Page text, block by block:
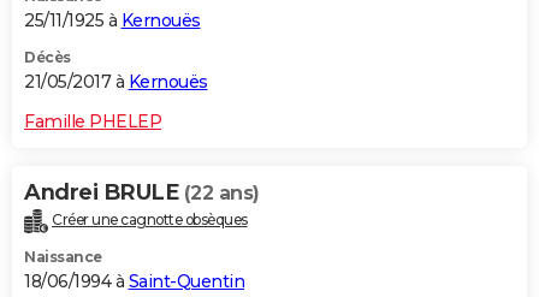
25/11/1925 à Kernouës
Décès
21/05/2017 à Kernouës
Famille PHELEP
Andrei BRULE (22 ans)
Créer une cagnotte obsèques
Naissance
18/06/1994 à Saint-Quentin